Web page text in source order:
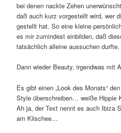
bei denen nackte Zehen
daß auch kurz vorgestellt wird, wer
gestellt hat. So eine kleine
es mir zumindest einbilden, daß
tatsächlich alleine aussuchen
Dann wieder Beauty, irgendwas mit
Es gibt einen „Look des Monats“
Style überschreiben… weiße Hippie
Ah ja, der Text nennt es auch Ibiza
am Klischee…